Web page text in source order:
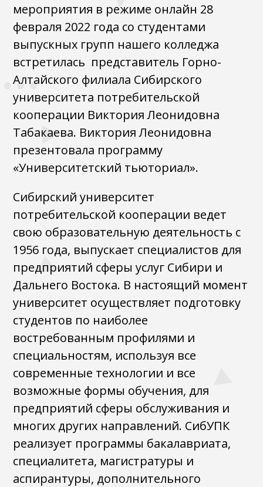
мероприятия в режиме онлайн 28
февраля 2022 года со студентами
выпускных групп нашего колледжа
встретилась представитель Горно-
Алтайского филиала Сибирского
университета потребительской
кооперации Виктория Леонидовна
Табакаева. Виктория Леонидовна
презентовала программу
«Университетский тьюториал».
Сибирский университет
потребительской кооперации ведет
свою образовательную деятельность с
1956 года, выпускает специалистов для
предприятий сферы услуг Сибири и
Дальнего Востока. В настоящий момент
университет осуществляет подготовку
студентов по наиболее
востребованным профилями и
специальностям, используя все
современные технологии и все
возможные формы обучения, для
предприятий сферы обслуживания и
многих других направлений. СибУПК
реализует программы бакалавриата,
специалитета, магистратуры и
аспирантуры, дополнительного